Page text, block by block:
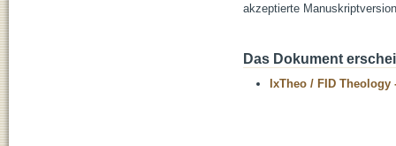
akzeptierte Manuskriptversion
Das Dokument
IxTheo / FID Theology